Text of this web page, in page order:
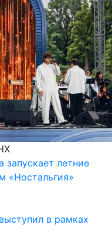
летние
«Ностальгия»
в рамках